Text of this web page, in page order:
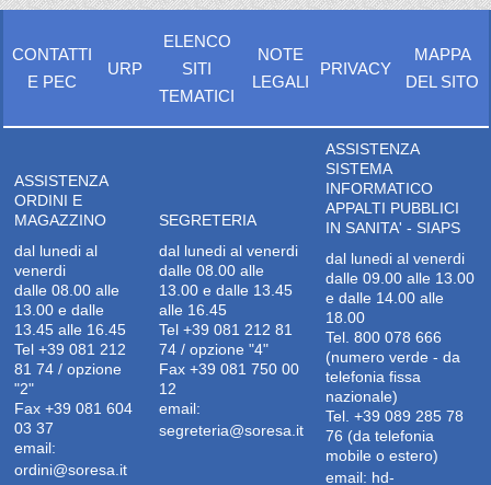
CONTATTI
E PEC
URP
ELENCO
SITI
TEMATICI
NOTE
LEGALI
PRIVACY
MAPPA
DEL SITO
ASSISTENZA
ORDINI E
MAGAZZINO
dal lunedi al
venerdi
dalle 08.00 alle
13.00 e dalle
13.45 alle 16.45
Tel +39 081 212
81 74 / opzione
"2"
Fax +39 081 604
03 37
email:
ordini@soresa.it
SEGRETERIA
dal lunedi al venerdi
dalle 08.00 alle
13.00 e dalle 13.45
alle 16.45
Tel +39 081 212 81
74 / opzione "4"
Fax +39 081 750 00
12
email:
segreteria@soresa.it
ASSISTENZA
SISTEMA
INFORMATICO
APPALTI PUBBLICI
IN SANITA' - SIAPS
dal lunedi al venerdi
dalle 09.00 alle 13.00
e dalle 14.00 alle
18.00
Tel. 800 078 666
(numero verde - da
telefonia fissa
nazionale)
Tel. +39 089 285 78
76 (da telefonia
mobile o estero)
email: hd-